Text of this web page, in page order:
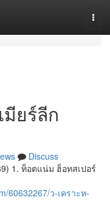
มียร์ลีก
Discuss
1. ท็อตแน่ม ฮ็อทสเปอร์
60632267/ว-เคราะห-